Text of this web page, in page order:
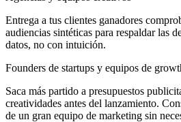
Entrega a tus clientes ganadores
audiencias sintéticas para respaldar las
datos, no con intuición.
Founders de startups y equipos de
Saca más partido a presupuestos
creatividades antes del lanzamiento.
de un gran equipo de marketing sin